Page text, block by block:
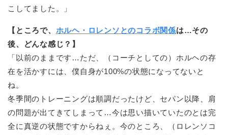
こしてました。」
【ところで、 ホルヘ・ロレンソとのコラボ関係は…その
後、どんな感じ？】
「以前のままです…ただ、（コーチとしての）ホルヘの存
在を活かすには、僕自身が100%の状態になってないと
ね。
冬季間のトレーニングは順調だったけど、セパン以降、肩
の問題が出てきてしまって…今は思い描いていたのとは完
全に真逆の状態ですからねぇ。今のところ、（ロレンソコ